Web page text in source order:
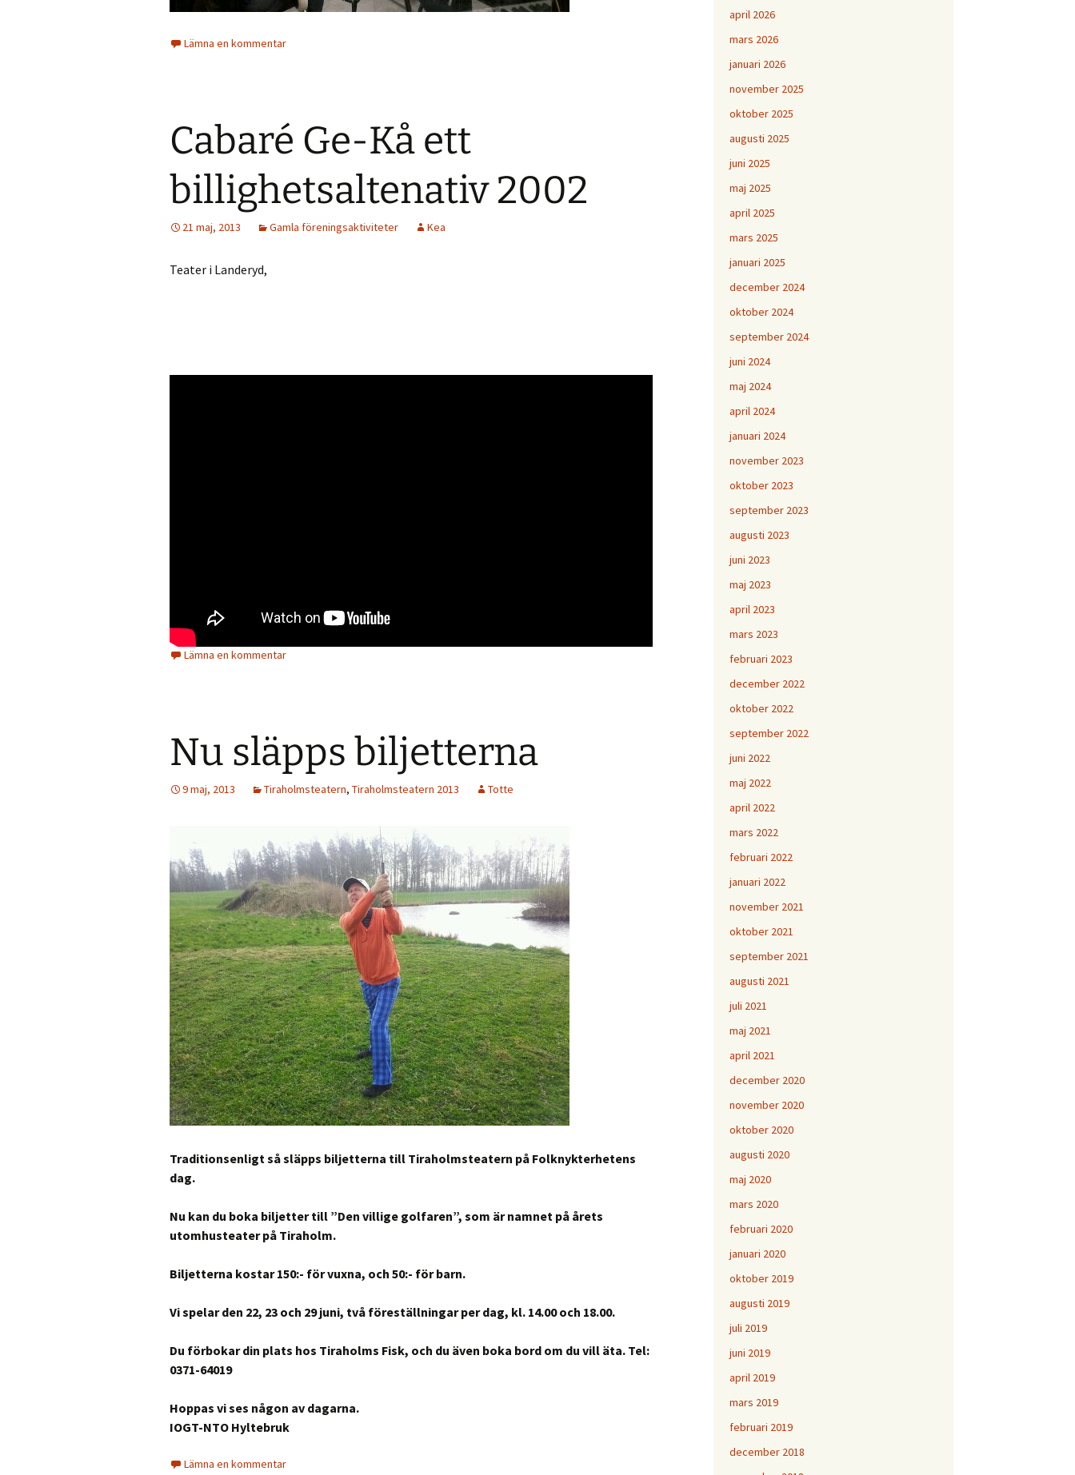
Lämna en kommentar
Cabaré Ge-Kå ett
billighetsaltenativ 2002
21 maj, 2013 Gamla föreningsaktiviteter Kea
Teater i Landeryd,
Lämna en kommentar
Nu släpps biljetterna
9 maj, 2013 Tiraholmsteatern, Tiraholmsteatern 2013 Totte
Traditionsenligt så släpps biljetterna till Tiraholmsteatern på Folknykterhetens
dag.
Nu kan du boka biljetter till ”Den villige golfaren”, som är namnet på årets
utomhusteater på Tiraholm.
Biljetterna kostar 150:- för vuxna, och 50:- för barn.
Vi spelar den 22, 23 och 29 juni, två föreställningar per dag, kl. 14.00 och 18.00.
Du förbokar din plats hos Tiraholms Fisk, och du även boka bord om du vill äta. Tel:
0371-64019
Hoppas vi ses någon av dagarna.
IOGT-NTO Hyltebruk
Lämna en kommentar
april 2026
mars 2026
januari 2026
november 2025
oktober 2025
augusti 2025
juni 2025
maj 2025
april 2025
mars 2025
januari 2025
december 2024
oktober 2024
september 2024
juni 2024
maj 2024
april 2024
januari 2024
november 2023
oktober 2023
september 2023
augusti 2023
juni 2023
maj 2023
april 2023
mars 2023
februari 2023
december 2022
oktober 2022
september 2022
juni 2022
maj 2022
april 2022
mars 2022
februari 2022
januari 2022
november 2021
oktober 2021
september 2021
augusti 2021
juli 2021
maj 2021
april 2021
december 2020
november 2020
oktober 2020
augusti 2020
maj 2020
mars 2020
februari 2020
januari 2020
oktober 2019
augusti 2019
juli 2019
juni 2019
april 2019
mars 2019
februari 2019
december 2018